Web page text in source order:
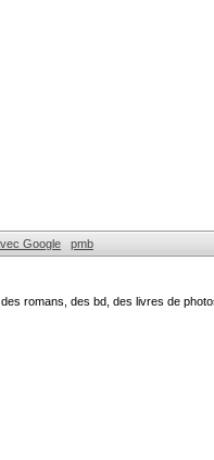
Google pmb
romans, des bd, des livres de